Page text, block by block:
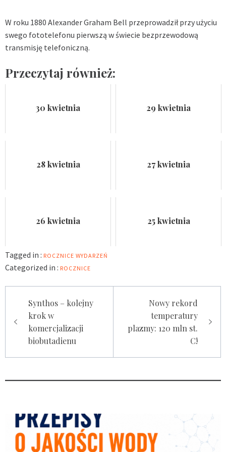
W roku 1880 Alexander Graham Bell przeprowadził przy użyciu
swego fototelefonu pierwszą w świecie bezprzewodową
transmisję telefoniczną.
Przeczytaj również:
30 kwietnia 29 kwietnia
28 kwietnia 27 kwietnia
26 kwietnia 25 kwietnia
Tagged in : ROCZNICE WYDARZEŃ
Categorized in : ROCZNICE
wpisu
Synthos – kolejny
krok w
komercjalizacji
biobutadienu
Nowy rekord
temperatury
plazmy: 120 mln st.
C!